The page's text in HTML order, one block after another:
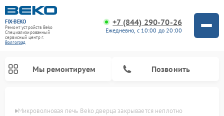
FIX-BEKO
Ремонт устройств Beko
Специализированный
cервисный центр г.
Волгоград
+7 (844) 290-70-26
Ежедневно, с 10:00 до 20:00
Мы ремонтируем Позвонить
Микроволновая печь Beko дверца закрывается неплотно